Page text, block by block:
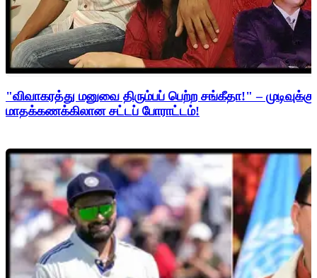
"விவாகரத்து மனுவை திரும்பப் பெற்ற சங்கீதா!" –
மாதக்கணக்கிலான சட்டப் போராட்டம்!